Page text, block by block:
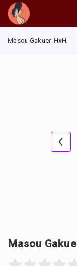
Masou Gakuen HxH
Masou